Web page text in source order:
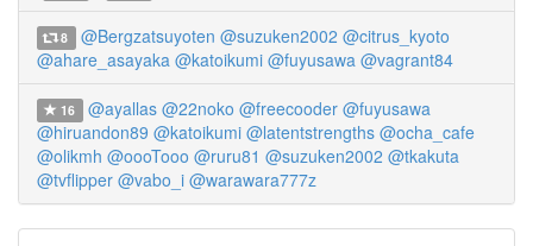
8 @Bergzatsuyoten @suzuken2002 @citrus_kyoto
@ahare_asayaka @katoikumi @fuyusawa @vagrant84
16 @ayallas @22noko @freecooder @fuyusawa
@hiruandon89 @katoikumi @latentstrengths @ocha_cafe
@olikmh @oooTooo @ruru81 @suzuken2002 @tkakuta
@tvflipper @vabo_i @warawara777z